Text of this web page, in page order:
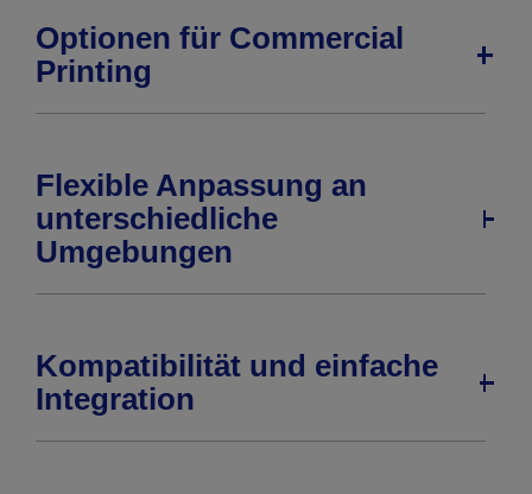
Optionen für Commercial
Printing
Flexible Anpassung an
unterschiedliche
Umgebungen
Kompatibilität und einfache
Integration